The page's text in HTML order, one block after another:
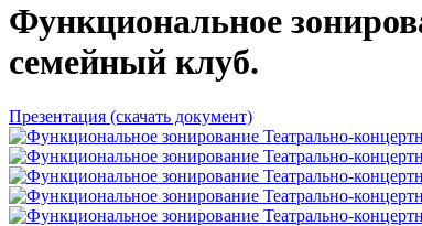
Функциональное
семейный клуб.
Презентация (скачать документ)